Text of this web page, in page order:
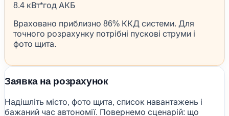
8.4 кВт*год АКБ
Враховано приблизно 86% ККД системи. Для
точного розрахунку потрібні пускові струми і
фото щита.
Заявка на розрахунок
Надішліть місто, фото щита, список навантажень і
бажаний час автономії. Повернемо сценарій: що